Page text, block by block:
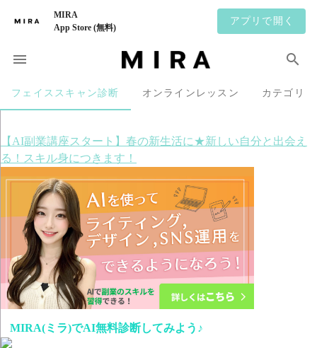
MIRA
App Store (無料)
アプリで開く
フェイススキャン診断 オンラインレッスン カテゴリ
【AI副業講座スタート】春の新生活に★新しい自分と出会え
る！スキル身につきます！
MIRA(ミラ)でAI無料診断してみよう♪